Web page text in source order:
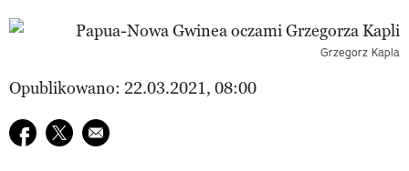
Grzegorz Kapla
Opublikowano: 22.03.2021, 08:00
Udostępnij na facebook
Udostępnij na twitter
E-mail do przyjaciela